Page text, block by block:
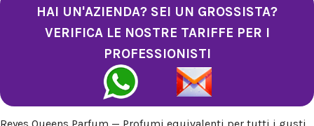
HAI UN'AZIENDA? SEI UN GROSSISTA?
VERIFICA LE NOSTRE TARIFFE PER I
PROFESSIONISTI